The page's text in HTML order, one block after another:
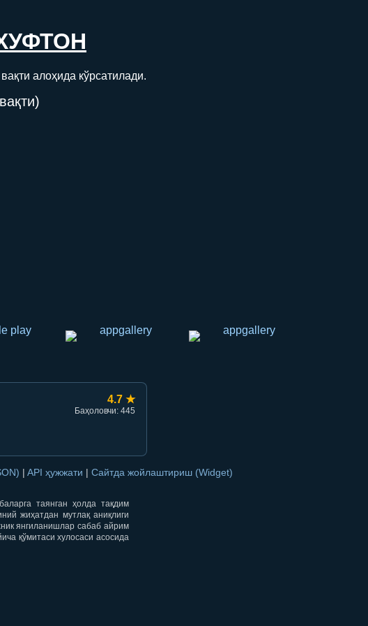
алоҳида кўрсатилади.
4.7 ★
Баҳоловчи: 445
| API ҳужжати | Сайтда жойлаштириш (Widget)
таянган ҳолда тақдим
жиҳатдан мутлақ аниқлиги
янгиланишлар сабаб айрим
қўмитаси хулосаси асосида